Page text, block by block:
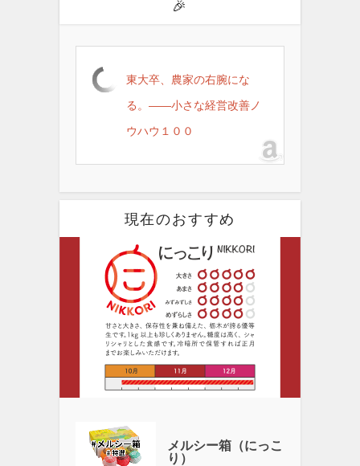
🎉
東大卒、農家の右腕にな
る。――小さな経営改善ノ
ウハウ１００
現在のおすすめ
メルシー箱（にっこ
り）